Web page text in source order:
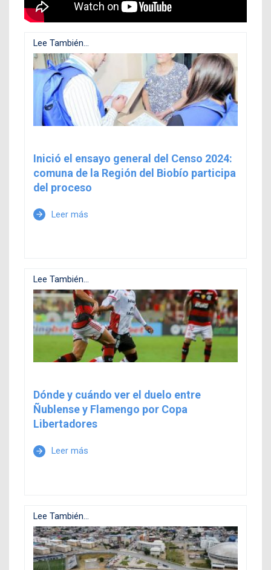
Lee También...
Inició el ensayo general del Censo 2024:
comuna de la Región del Biobío participa
del proceso
arrow_forward Leer más
Lee También...
Dónde y cuándo ver el duelo entre
Ñublense y Flamengo por Copa
Libertadores
arrow_forward Leer más
Lee También...